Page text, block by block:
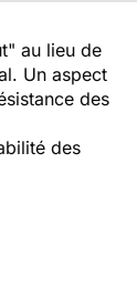
au lieu de
Un aspect
des
des